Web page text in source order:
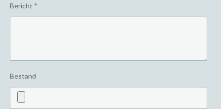
Bericht *
Bestand